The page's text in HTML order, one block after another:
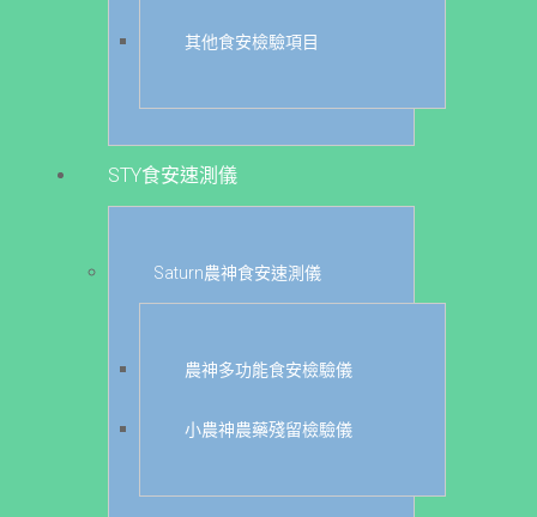
其他食安檢驗項目
STY食安速測儀
Saturn農神食安速測儀
農神多功能食安檢驗儀
小農神農藥殘留檢驗儀